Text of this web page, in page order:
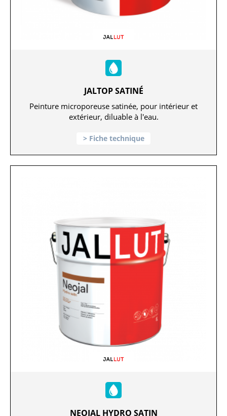
JALTOP SATINÉ
Peinture microporeuse satinée, pour intérieur et
extérieur, diluable à l'eau.
Fiche technique
NEOJAL HYDRO SATIN